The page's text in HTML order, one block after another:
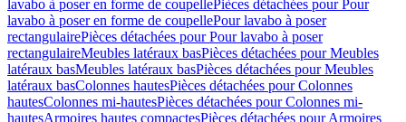
lavabo à poser en forme de coupellePièces détachées pour Pour
lavabo à poser en forme de coupellePour lavabo à poser
rectangulairePièces détachées pour Pour lavabo à poser
rectangulaireMeubles latéraux basPièces détachées pour Meubles
latéraux basMeubles latéraux basPièces détachées pour Meubles
latéraux basColonnes hautesPièces détachées pour Colonnes
hautesColonnes mi-hautesPièces détachées pour Colonnes mi-
hautesArmoires hautes compactesPièces détachées pour Armoires